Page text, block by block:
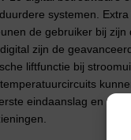
systemen.
de gebruiker bij
zijn de
liftfunctie bij
eindaanslag en